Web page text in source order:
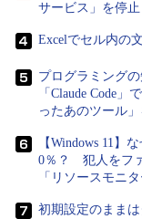
サービス」を停
Excelでセル内の
プログラミング
「Claude Code
ったあのツール
【Windows 11】
0％？ 犯人をフ
「リソースモニ
初期設定のまま